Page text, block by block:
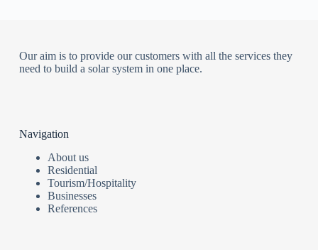
Our aim is to provide our customers with all the services they
need to build a solar system in one place.
Navigation
About us
Residential
Tourism/Hospitality
Businesses
References